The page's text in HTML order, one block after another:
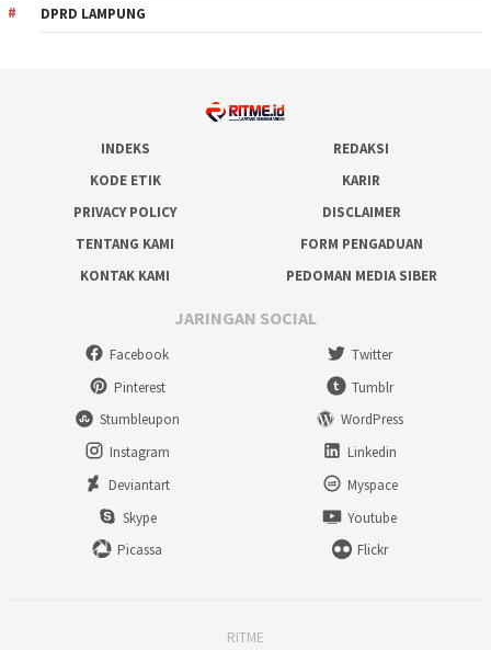
DPRD LAMPUNG
INDEKS
REDAKSI
KODE ETIK
KARIR
PRIVACY POLICY
DISCLAIMER
TENTANG KAMI
FORM PENGADUAN
KONTAK KAMI
PEDOMAN MEDIA SIBER
JARINGAN SOCIAL
Facebook
Twitter
Pinterest
Tumblr
Stumbleupon
WordPress
Instagram
Linkedin
Deviantart
Myspace
Skype
Youtube
Picassa
Flickr
RITME